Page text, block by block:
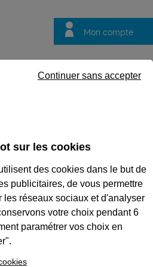
Mon compte
questions
formations parcours
titre
pour
son futur
sur les cookies
des cookies dans le but de
publicitaires, de vous permettre
les réseaux sociaux et d'analyser
votre choix pendant 6
paramétrer vos choix en
Continuer sans accepter